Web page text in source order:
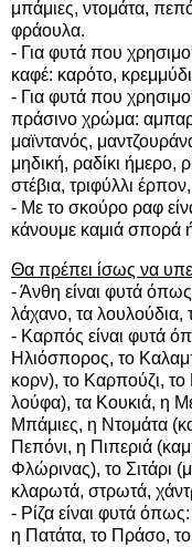
μπάμιες, ντομάτα,
φράουλα.
- Για φυτά που
καφέ: καρότο,
- Για φυτά που
πράσινο χρώμα:
μαϊντανός,
μηδική, ραδίκι ήμερο,
στέβια, τριφύλλι
- Με το σκούρο ραφ
κάνουμε καμιά σπορά
Θα πρέπει ίσως να
- Άνθη είναι φυτά
λάχανο, τα λουλούδια,
- Καρπός είναι φυτά
Ηλιόσπορος, το
κορν), το Καρπούζι,
λούφα), τα Κουκιά, η
Μπάμιες, η Ντομάτα
Πεπόνι, η Πιπεριά
Φλώρινας), το Σιτάρι
κλαρωτά, στρωτά,
- Ρίζα είναι φυτά
η Πατάτα, το Πράσο,